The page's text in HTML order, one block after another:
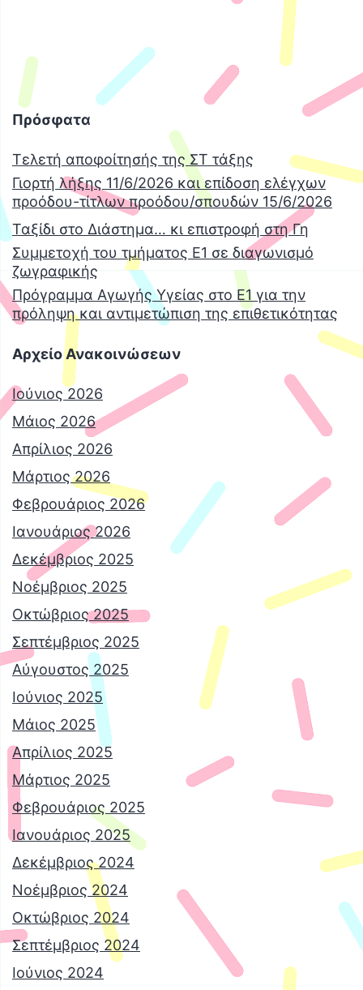
Πρόσφατα
Τελετή αποφοίτησής της ΣΤ τάξης
Γιορτή λήξης 11/6/2026 και επίδοση ελέγχων
προόδου-τίτλων προόδου/σπουδών 15/6/2026
Ταξίδι στο Διάστημα… κι επιστροφή στη Γη
Συμμετοχή του τμήματος Ε1 σε διαγωνισμό
ζωγραφικής
Πρόγραμμα Αγωγής Υγείας στο Ε1 για την
πρόληψη και αντιμετώπιση της επιθετικότητας
Αρχείο Ανακοινώσεων
Ιούνιος 2026
Μάιος 2026
Απρίλιος 2026
Μάρτιος 2026
Φεβρουάριος 2026
Ιανουάριος 2026
Δεκέμβριος 2025
Νοέμβριος 2025
Οκτώβριος 2025
Σεπτέμβριος 2025
Αύγουστος 2025
Ιούνιος 2025
Μάιος 2025
Απρίλιος 2025
Μάρτιος 2025
Φεβρουάριος 2025
Ιανουάριος 2025
Δεκέμβριος 2024
Νοέμβριος 2024
Οκτώβριος 2024
Σεπτέμβριος 2024
Ιούνιος 2024